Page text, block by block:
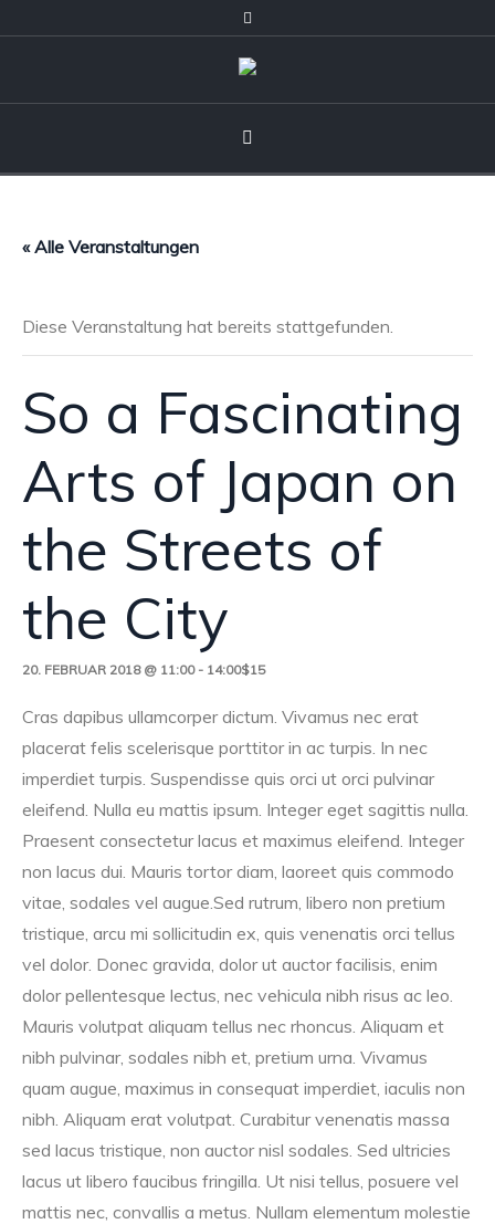
« Alle Veranstaltungen
Diese Veranstaltung hat bereits stattgefunden.
So a Fascinating
Arts of Japan on
the Streets of
the City
20. FEBRUAR 2018 @ 11:00- 14:00$15
Cras dapibus ullamcorper dictum. Vivamus nec erat
placerat felis scelerisque porttitor in ac turpis. In nec
imperdiet turpis. Suspendisse quis orci ut orci pulvinar
eleifend. Nulla eu mattis ipsum. Integer eget sagittis nulla.
Praesent consectetur lacus et maximus eleifend. Integer
non lacus dui. Mauris tortor diam, laoreet quis commodo
vitae, sodales vel augue.Sed rutrum, libero non pretium
tristique, arcu mi sollicitudin ex, quis venenatis orci tellus
vel dolor. Donec gravida, dolor ut auctor facilisis, enim
dolor pellentesque lectus, nec vehicula nibh risus ac leo.
Mauris volutpat aliquam tellus nec rhoncus. Aliquam et
nibh pulvinar, sodales nibh et, pretium urna. Vivamus
quam augue, maximus in consequat imperdiet, iaculis non
nibh. Aliquam erat volutpat. Curabitur venenatis massa
sed lacus tristique, non auctor nisl sodales. Sed ultricies
lacus ut libero faucibus fringilla. Ut nisi tellus, posuere vel
mattis nec, convallis a metus. Nullam elementum molestie